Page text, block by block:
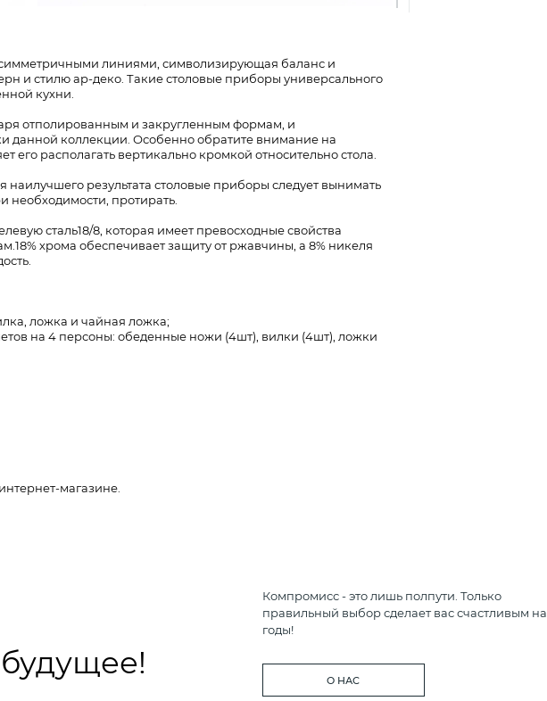
линиями, символизирующая баланс и
и стилю ар-деко. Такие столовые приборы универсального
кухни.
отполированным и закругленным формам, и
данной коллекции. Особенно обратите внимание на
располагать вертикально кромкой относительно стола.
результата столовые приборы следует вынимать
необходимости, протирать.
сталь18/8, которая имеет превосходные свойства
хрома обеспечивает защиту от ржавчины, а 8% никеля
ложка и чайная ложка;
на 4 персоны: обеденные ножи (4шт), вилки (4шт), ложки
магазине.
Компромисс - это лишь полпути. Только
правильный выбор сделает вас счастливым на
годы!
О НАС